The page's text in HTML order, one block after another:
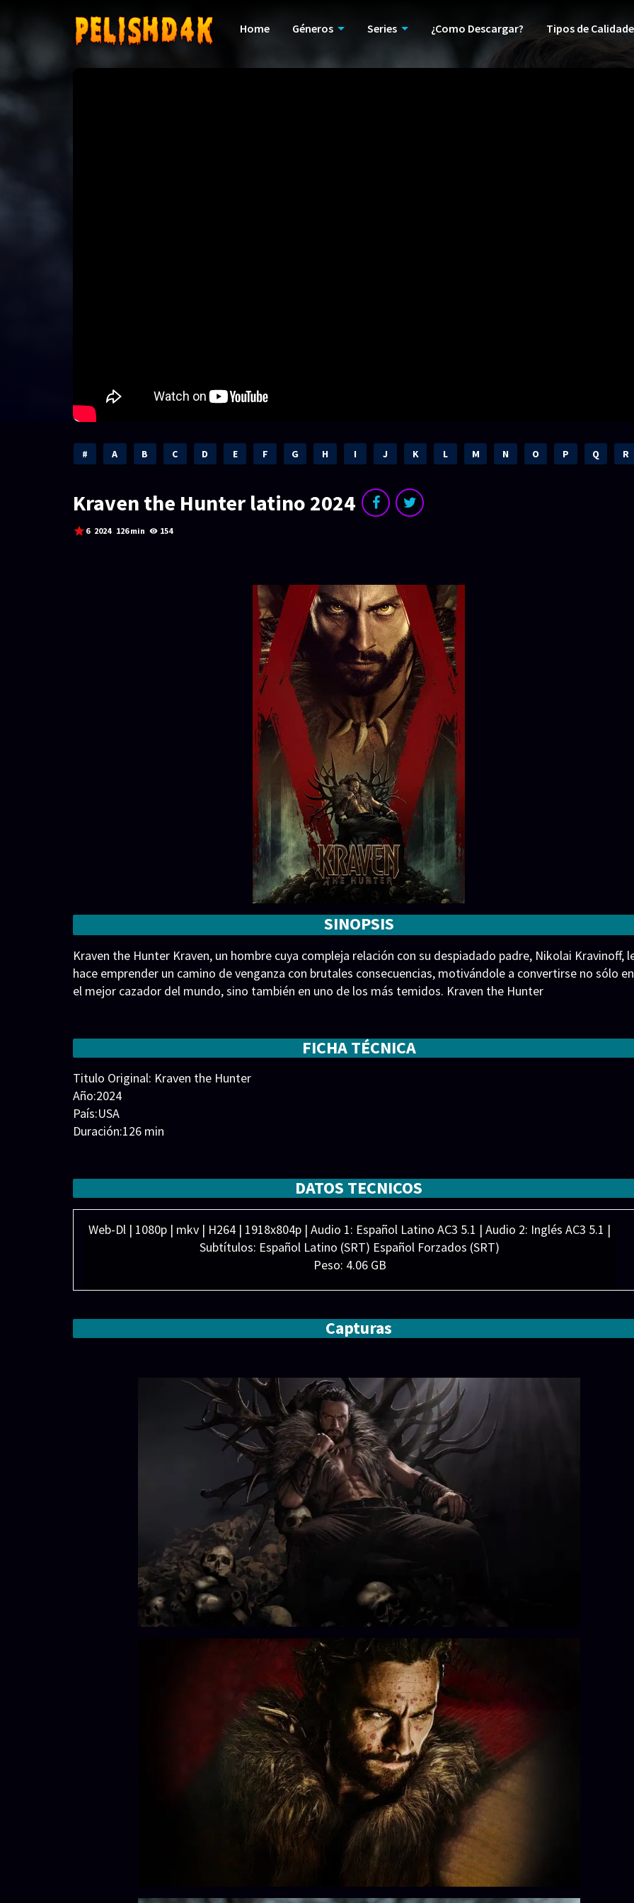
Home Géneros Series ¿Como Descargar? Tipos de
# A B C D E F G H I J K L M N O P Q R
Kraven the Hunter latino 2024
6 2024 126 min 154
SINOPSIS
Kraven the Hunter Kraven, un hombre cuya compleja relación con su despiadado padre, Nikolai Kravinoff,
hace emprender un camino de venganza con brutales consecuencias, motivándole a convertirse no sólo en
el mejor cazador del mundo, sino también en uno de los más temidos. Kraven the Hunter
FICHA TÉCNICA
Titulo Original: Kraven the Hunter
Año:2024
País:USA
Duración:126 min
Elenco:Aaron Taylor-Johnson,Alessandro Nivola,Ariana DeBose,Billy Barratt,Christopher Abbott,Fred
Hechinger,Levi Miller,Russell Crowe,Tom Reed,Юрий Колокольников
DATOS TECNICOS
Web-Dl | 1080p | mkv | H264 | 1918x804p | Audio 1: Español Latino AC3 5.1 | Audio 2: Inglés AC3 5.1 |
Subtítulos: Español Latino (SRT) Español Forzados (SRT)
Peso: 4.06 GB
Capturas